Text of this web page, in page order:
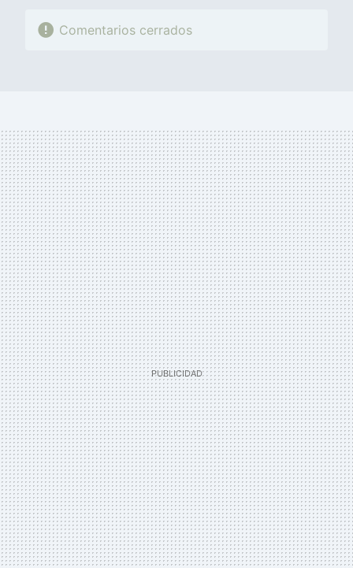
Comentarios cerrados